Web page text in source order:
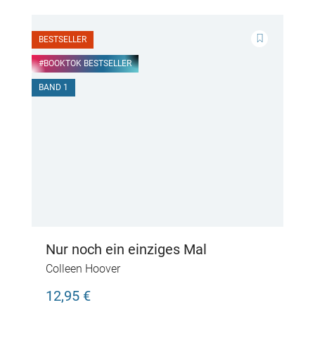
BESTSELLER
#BOOKTOK BESTSELLER
BAND 1
Nur noch ein einziges Mal
Colleen Hoover
12,95 €